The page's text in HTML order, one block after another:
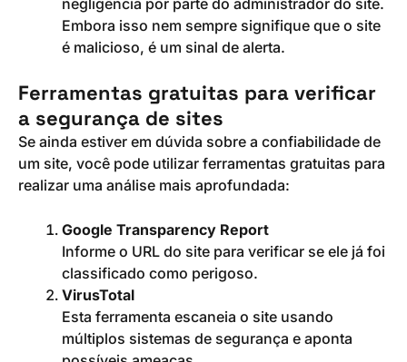
negligência por parte do administrador do site.
Embora isso nem sempre signifique que o site
é malicioso, é um sinal de alerta.
Ferramentas gratuitas para verificar
a segurança de sites
Se ainda estiver em dúvida sobre a confiabilidade de
um site, você pode utilizar ferramentas gratuitas para
realizar uma análise mais aprofundada:
Google Transparency Report
Informe o URL do site para verificar se ele já foi
classificado como perigoso.
VirusTotal
Esta ferramenta escaneia o site usando
múltiplos sistemas de segurança e aponta